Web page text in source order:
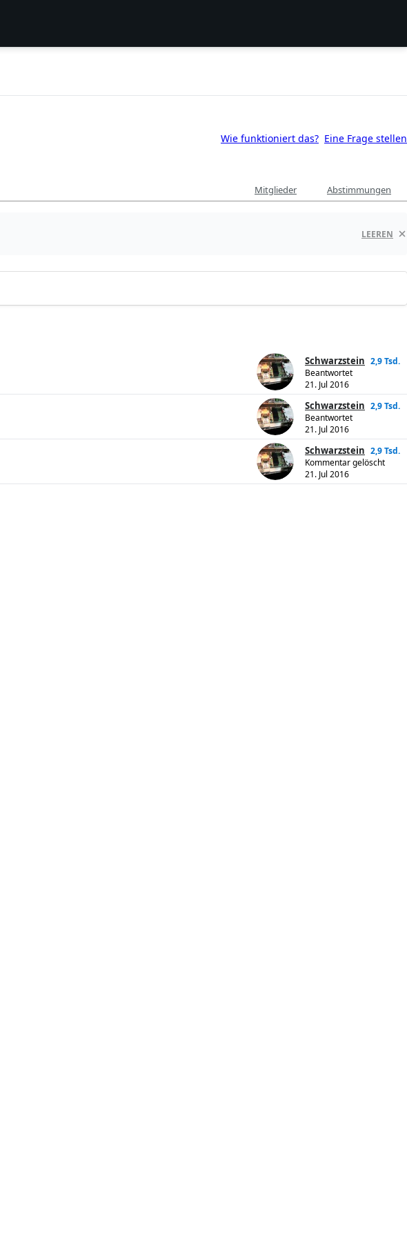
Wie funktioniert das? Eine Frage stellen
Mitglieder Abstimmungen
LEEREN
Schwarzstein 2,9 Tsd.
Beantwortet
21. Jul 2016
Schwarzstein 2,9 Tsd.
Beantwortet
21. Jul 2016
Schwarzstein 2,9 Tsd.
Kommentar gelöscht
21. Jul 2016